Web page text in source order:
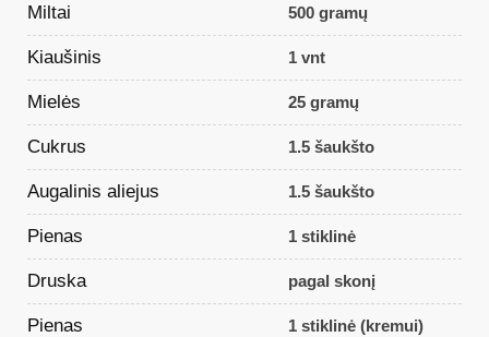
Miltai 500 gramų
Kiaušinis 1 vnt
Mielės 25 gramų
Cukrus 1.5 šaukšto
Augalinis aliejus 1.5 šaukšto
Pienas 1 stiklinė
Druska pagal skonį
Pienas 1 stiklinė (kremui)